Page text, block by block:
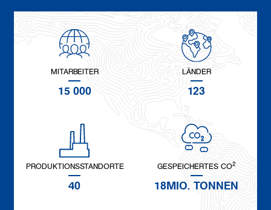
MITARBEITER
15 000
LÄNDER
123
PRODUKTIONSSTANDORTE
40
GESPEICHERTES CO2
18MIO. TONNEN